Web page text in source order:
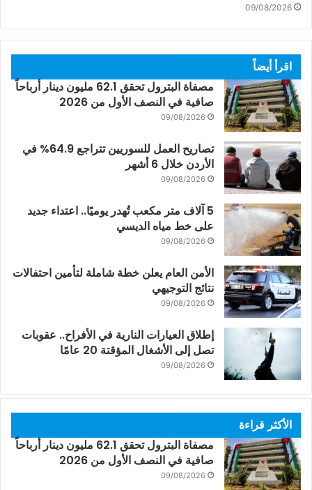
09/08/2026
اقرأ أيضاً
مصفاة البترول تحقق 62.1 مليون دينار أرباحاً
صافية في النصف الأول من 2026
09/08/2026
تصاريح العمل للسوريين تتراجع 64.9% في
الأردن خلال 6 أشهر
09/08/2026
5 آلاف متر مكعب تُهدر يوميًا.. اعتداء جديد
على خط مياه الديسي
09/08/2026
الأمن العام يعلن خطة شاملة لتأمين احتفالات
نتائج التوجيهي
09/08/2026
إطلاق العيارات النارية في الأفراح.. عقوبات
تصل إلى الأشغال المؤقتة 20 عامًا
09/08/2026
الأكثر قراءة
مصفاة البترول تحقق 62.1 مليون دينار أرباحاً
صافية في النصف الأول من 2026
09/08/2026